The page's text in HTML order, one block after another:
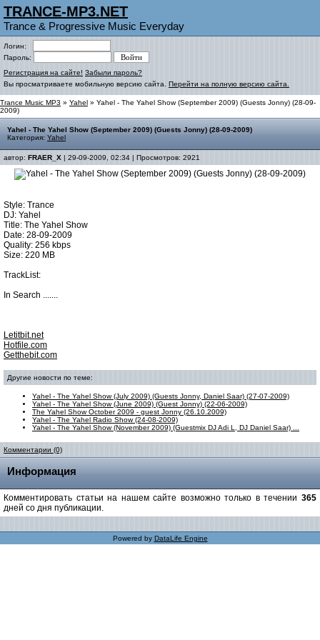
TRANCE-MP3.NET
Trance & Progressive Music Everyday
Логин:
Пароль:
Регистрация на сайте! Забыли пароль?
Вы просматриваете мобильную версию сайта. Перейти на полную версию сайта.
Trance Music MP3 » Yahel » Yahel - The Yahel Show (September 2009) (Guests Jonny) (28-09-
2009)
Yahel - The Yahel Show (September 2009) (Guests Jonny) (28-09-2009)
Категория: Yahel
автор: FRAER_X | 29-09-2009, 02:34 | Просмотров: 2921
Style: Trance
DJ: Yahel
Title: The Yahel Show
Date: 28-09-2009
Quality: 256 kbps
Size: 220 MB
TrackList:
In Search .......
Letitbit.net
Hotfile.com
Getthebit.com
Другие новости по теме:
Yahel - The Yahel Show (July 2009) (Guests Jonny, Daniel Saar) (27-07-2009)
Yahel - The Yahel Show (June 2009) (Guest Jonny) (22-06-2009)
The Yahel Show October 2009 - guest Jonny (26.10.2009)
Yahel - The Yahel Radio Show (24-08-2009)
Yahel - The Yahel Show (November 2009) (Guestmix DJ Adi L, DJ Daniel Saar) ...
Комментарии (0)
Информация
Комментировать статьи на нашем сайте возможно только в течении 365
дней со дня публикации.
Powered by DataLife Engine